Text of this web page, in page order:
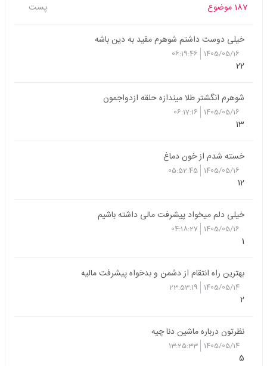
187 موضوع پست
خیلی دوست داشتم شوهرم مقید به دین باشه
1405/05/16
06:19:46
22
شوهرم انگشتر طلا میندازه حلقه ازدواجمون
1405/05/16
06:17:16
13
خسته شدم از خون دماغ
1405/05/16
05:52:45
12
خیلی دلم‌ میخواد پیشرفت مالی داشته باشیم
1405/05/16
04:18:27
1
بهترین راه انتقام از دشمن و بدخواه پیشرفت مالیه
1405/05/14
23:53:19
2
نظرتون درباره ماشین دنا چیه
1405/05/14
13:25:33
5